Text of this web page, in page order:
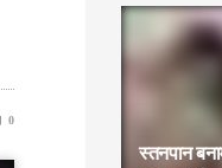
0
स्तनपान